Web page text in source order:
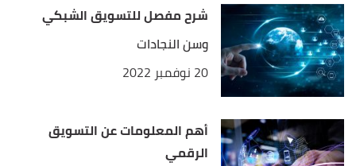
شرح مفصل للتسويق الشبكي
وسن النجادات
20 نوفمبر 2022
أهم المعلومات عن التسويق
الرقمي